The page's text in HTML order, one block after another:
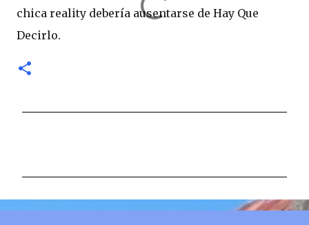
chica reality debería ausentarse de Hay Que
Decirlo.
n